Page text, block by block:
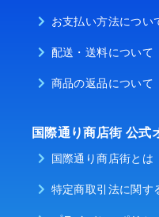
お支払い方法につい
配送・送料について
商品の返品について
国際通り商店街 公式
国際通り商店街とは
特定商取引法に関す